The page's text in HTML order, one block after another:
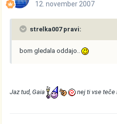
12. november 2007
strelka007 pravi:
bom gledala oddajo..
Jaz tud, Gaia nej ti vse teče